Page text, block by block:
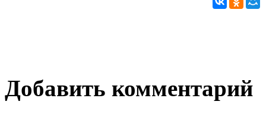
Добавить комментарий